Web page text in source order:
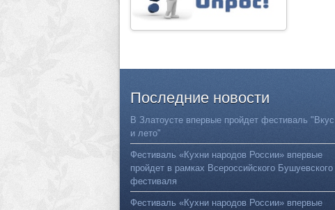
Последние новости
В Златоусте впервые пройдет фестиваль "Вкус
и лето"
Фестиваль «Кухни народов России» впервые
пройдет в рамках Всероссийского Бушуевского
фестиваля
Фестиваль «Кухни народов России» впервые